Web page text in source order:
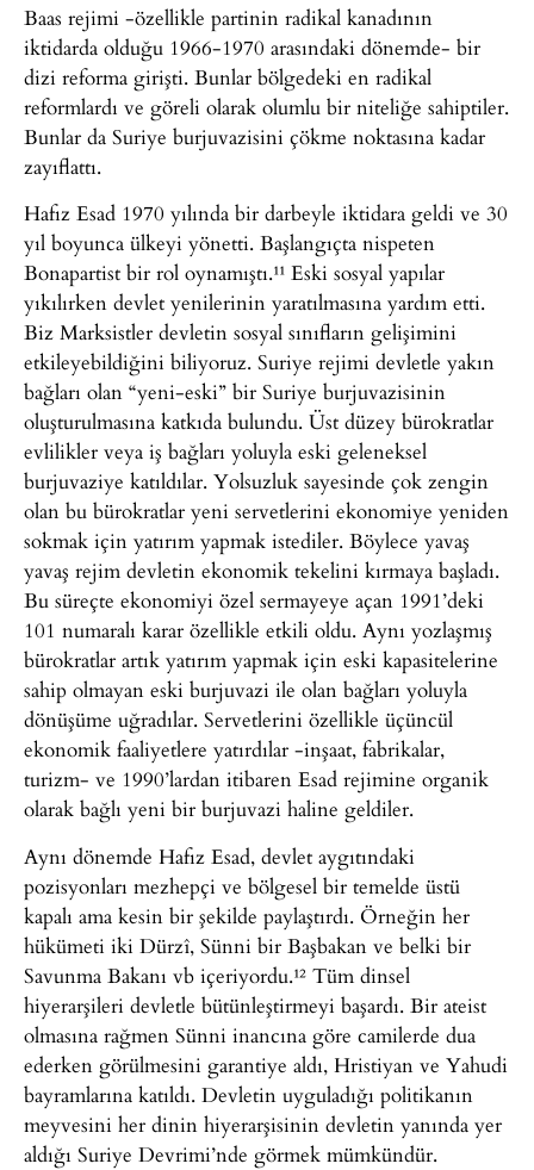
Baas rejimi -özellikle partinin radikal kanadının
iktidarda olduğu 1966-1970 arasındaki dönemde- bir
dizi reforma girişti. Bunlar bölgedeki en radikal
reformlardı ve göreli olarak olumlu bir niteliğe sahiptiler.
Bunlar da Suriye burjuvazisini çökme noktasına kadar
zayıflattı.
Hafız Esad 1970 yılında bir darbeyle iktidara geldi ve 30
yıl boyunca ülkeyi yönetti. Başlangıçta nispeten
Bonapartist bir rol oynamıştı.¹¹ Eski sosyal yapılar
yıkılırken devlet yenilerinin yaratılmasına yardım etti.
Biz Marksistler devletin sosyal sınıfların gelişimini
etkileyebildiğini biliyoruz. Suriye rejimi devletle yakın
bağları olan “yeni-eski” bir Suriye burjuvazisinin
oluşturulmasına katkıda bulundu. Üst düzey bürokratlar
evlilikler veya iş bağları yoluyla eski geleneksel
burjuvaziye katıldılar. Yolsuzluk sayesinde çok zengin
olan bu bürokratlar yeni servetlerini ekonomiye yeniden
sokmak için yatırım yapmak istediler. Böylece yavaş
yavaş rejim devletin ekonomik tekelini kırmaya başladı.
Bu süreçte ekonomiyi özel sermayeye açan 1991’deki
101 numaralı karar özellikle etkili oldu. Aynı yozlaşmış
bürokratlar artık yatırım yapmak için eski kapasitelerine
sahip olmayan eski burjuvazi ile olan bağları yoluyla
dönüşüme uğradılar. Servetlerini özellikle üçüncül
ekonomik faaliyetlere yatırdılar -inşaat, fabrikalar,
turizm- ve 1990’lardan itibaren Esad rejimine organik
olarak bağlı yeni bir burjuvazi haline geldiler.
Aynı dönemde Hafız Esad, devlet aygıtındaki
pozisyonları mezhepçi ve bölgesel bir temelde üstü
kapalı ama kesin bir şekilde paylaştırdı. Örneğin her
hükümeti iki Dürzî, Sünni bir Başbakan ve belki bir
Savunma Bakanı vb içeriyordu.¹² Tüm dinsel
hiyerarşileri devletle bütünleştirmeyi başardı. Bir ateist
olmasına rağmen Sünni inancına göre camilerde dua
ederken görülmesini garantiye aldı, Hristiyan ve Yahudi
bayramlarına katıldı. Devletin uyguladığı politikanın
meyvesini her dinin hiyerarşisinin devletin yanında yer
aldığı Suriye Devrimi’nde görmek mümkündür.